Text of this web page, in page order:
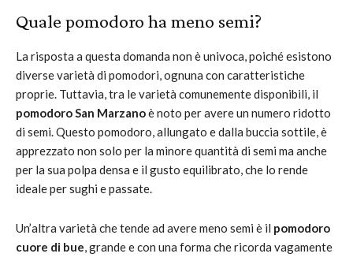
Quale pomodoro ha meno semi?
La risposta a questa domanda non è univoca, poiché esistono
diverse varietà di pomodori, ognuna con caratteristiche
proprie. Tuttavia, tra le varietà comunemente disponibili, il
pomodoro San Marzanoè noto per avere un numero ridotto
di semi. Questo pomodoro, allungato e dalla buccia sottile, è
apprezzato non solo per la minore quantità di semi ma anche
per la sua polpa densa e il gusto equilibrato, che lo rende
ideale per sughi e passate.
Un’altra varietà che tende ad avere meno semi è il pomodoro
cuore di bue, grande e con una forma che ricorda vagamente